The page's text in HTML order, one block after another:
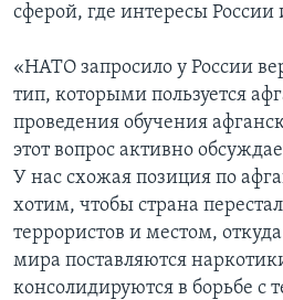
сферой, где интересы
«НАТО запросило у России
тип, которыми пользуется
проведения обучения
этот вопрос активно
У нас схожая позиция по
хотим, чтобы страна
террористов и местом,
мира поставляются
консолидируются в борьбе с